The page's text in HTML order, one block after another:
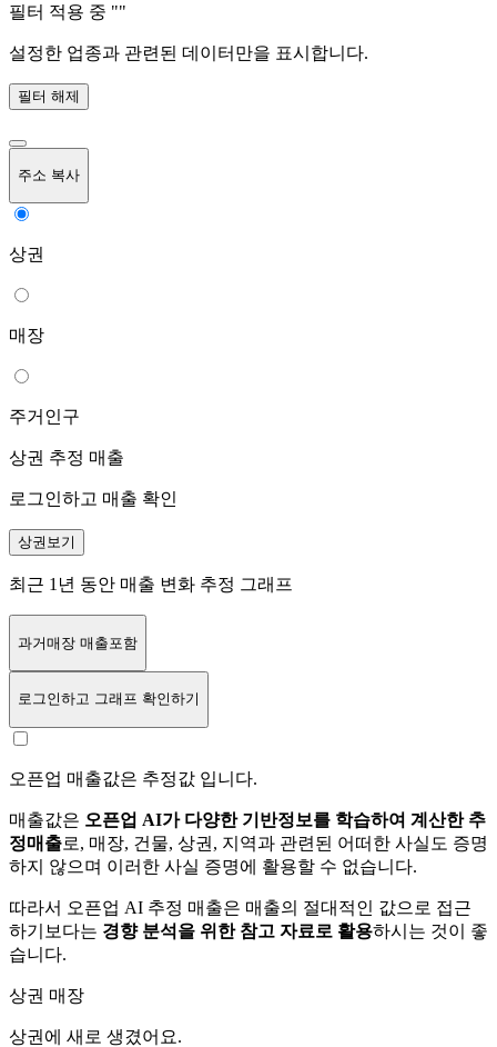
필터 적용 중 ""
설정한 업종과 관련된 데이터만을 표시합니다.
필터 해제
주소 복사
상권
매장
주거인구
상권 추정 매출
로그인하고 매출 확인
상권보기
최근 1년 동안 매출 변화 추정 그래프
과거매장 매출포함
로그인하고 그래프 확인하기
오픈업 매출값은 추정값 입니다.
매출값은 오픈업 AI가 다양한 기반정보를 학습하여 계산한 추
정매출로, 매장, 건물, 상권, 지역과 관련된 어떠한 사실도 증명
하지 않으며 이러한 사실 증명에 활용할 수 없습니다.
따라서 오픈업 AI 추정 매출은 매출의 절대적인 값으로 접근
하기보다는 경향 분석을 위한 참고 자료로 활용하시는 것이 좋
습니다.
상권 매장
상권에 새로 생겼어요.